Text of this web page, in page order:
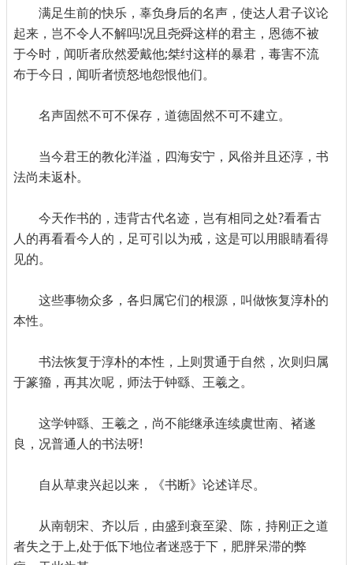
满足生前的快乐，辜负身后的名声，使达人君子议论
起来，岂不令人不解吗!况且尧舜这样的君主，恩德不被
于今时，闻听者欣然爱戴他;桀纣这样的暴君，毒害不流
布于今日，闻听者愤怒地怨恨他们。
名声固然不可不保存，道德固然不可不建立。
当今君王的教化洋溢，四海安宁，风俗并且还淳，书
法尚未返朴。
今天作书的，违背古代名迹，岂有相同之处?看看古
人的再看看今人的，足可引以为戒，这是可以用眼睛看得
见的。
这些事物众多，各归属它们的根源，叫做恢复淳朴的
本性。
书法恢复于淳朴的本性，上则贯通于自然，次则归属
于篆籀，再其次呢，师法于钟繇、王羲之。
这学钟繇、王羲之，尚不能继承连续虞世南、褚遂
良，况普通人的书法呀!
自从草隶兴起以来，《书断》论述详尽。
从南朝宋、齐以后，由盛到衰至梁、陈，持刚正之道
者失之于上,处于低下地位者迷惑于下，肥胖呆滞的弊